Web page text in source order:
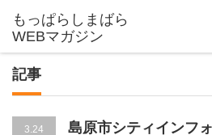
記事
3.24
島原市シティインフ